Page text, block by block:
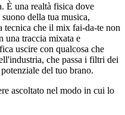
È una realtà fisica dove
della tua musica,
tecnica che il mix fai-da-te non
una traccia mixata e
uscire con qualcosa che
che passa i filtri dei
del tuo brano.
ascoltato nel modo in cui lo